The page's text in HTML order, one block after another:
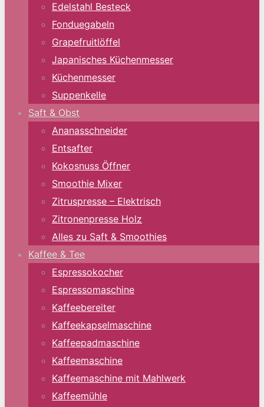
Edelstahl Besteck
Fonduegabeln
Grapefruitlöffel
Japanisches Küchenmesser
Küchenmesser
Suppenkelle
Saft & Obst
Ananasschneider
Entsafter
Kokosnuss Öffner
Smoothie Mixer
Zitruspresse – Elektrisch
Zitronenpresse Holz
Alles zu Saft & Smoothies
Kaffee & Tee
Espressokocher
Espressomaschine
Kaffeebereiter
Kaffeekapselmaschine
Kaffeepadmaschine
Kaffeemaschine
Kaffeemaschine mit Mahlwerk
Kaffeemühle